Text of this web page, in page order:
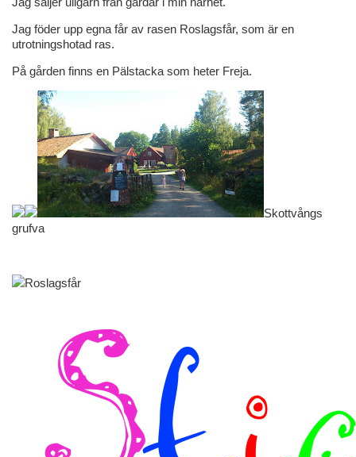
Jag föder upp egna får av rasen Roslagsfår, som är en
utrotningshotad ras.
På gården finns en Pälstacka som heter Freja.
Skottvångs
grufva
Roslagsfår